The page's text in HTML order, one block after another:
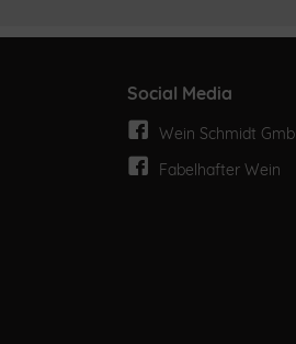
Social Media
Wein Schmidt
Fabelhafter Wein